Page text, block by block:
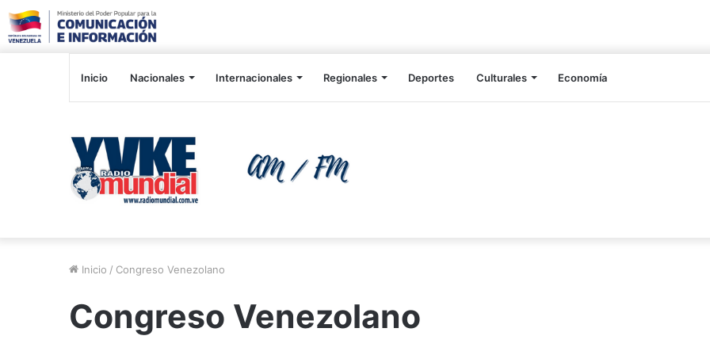
Inicio Nacionales Internacionales Regionales Deportes Culturales Economía
Inicio / Congreso Venezolano
Congreso Venezolano